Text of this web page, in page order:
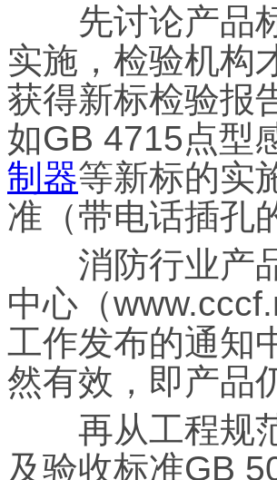
先讨论产品标
实施，检验机构
获得新标检验报
如GB 4715点型
制器等新标的实
准（带电话插孔
消防行业产品
中心（
工作发布的通知
然有效，即产品
再从工程规范
及验收标准GB